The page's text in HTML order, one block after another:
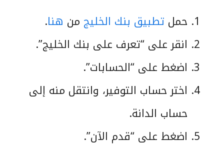
حمل تطبيق بنك الخليج من هنا.
انقر على “تعرف على بنك الخليج”.
اضغط على “الحسابات”.
اختر حساب التوفير، وانتقل منه إلى
حساب الدانة.
اضغط على “قدم الآن”.